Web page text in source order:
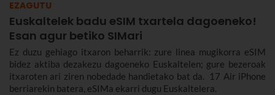
EZAGUTU
Euskaltelek badu eSIM txartela dagoeneko!
Esan agur betiko SIMari
Ez duzu gehiago itxaron beharrik: zure linea mugikorra eSIM
bidez aktiba dezakezu dagoeneko Euskaltelen; gure bezeroak
itxaroten ari ziren nobedade handietako bat da. 17 Air iPhone
berriarekin batera, eSIMa ekarri dugu Euskaltelera.